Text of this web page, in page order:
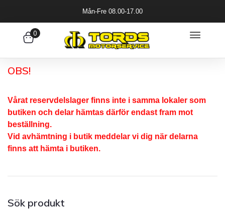
Mån-Fre 08.00-17.00
0
OBS!
Vårat reservdelslager finns inte i samma lokaler som
butiken och delar hämtas därför endast fram mot
beställning.
Vid avhämtning i butik meddelar vi dig när delarna
finns att hämta i butiken.
Sök produkt